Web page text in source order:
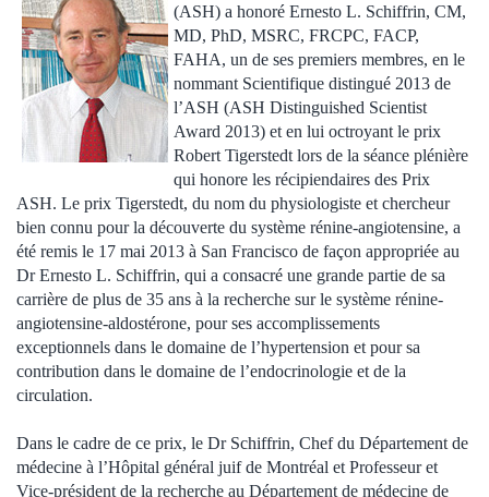
(ASH) a honoré Ernesto L. Schiffrin, CM,
MD, PhD, MSRC, FRCPC, FACP,
FAHA, un de ses premiers membres, en le
nommant Scientifique distingué 2013 de
l’ASH (ASH Distinguished Scientist
Award 2013) et en lui octroyant le prix
Robert Tigerstedt lors de la séance plénière
qui honore les récipiendaires des Prix
ASH. Le prix Tigerstedt, du nom du physiologiste et chercheur
bien connu pour la découverte du système rénine-angiotensine, a
été remis le 17 mai 2013 à San Francisco de façon appropriée au
Dr Ernesto L. Schiffrin, qui a consacré une grande partie de sa
carrière de plus de 35 ans à la recherche sur le système rénine-
angiotensine-aldostérone, pour ses accomplissements
exceptionnels dans le domaine de l’hypertension et pour sa
contribution dans le domaine de l’endocrinologie et de la
circulation.
Dans le cadre de ce prix, le Dr Schiffrin, Chef du Département de
médecine à l’Hôpital général juif de Montréal et Professeur et
Vice-président de la recherche au Département de médecine de